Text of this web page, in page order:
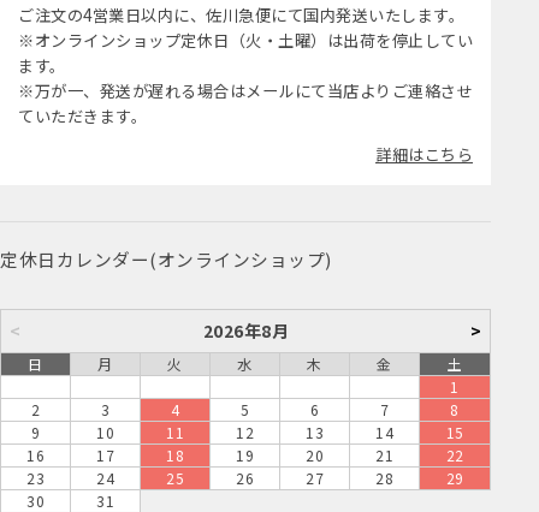
ご注文の4営業日以内に、佐川急便にて国内発送いたします。
※オンラインショップ定休日（火・土曜）は出荷を停止してい
ます。
※万が一、発送が遅れる場合はメールにて当店よりご連絡させ
ていただきます。
詳細はこちら
定休日カレンダー(オンラインショップ)
< 2026年8月 >
日 月 火 水 木 金
土
1
2
3 4 5 6 7
8
9
10 11 12 13 14
15
16
17 18 19 20 21
22
23
24 25 26 27 28
29
30
31